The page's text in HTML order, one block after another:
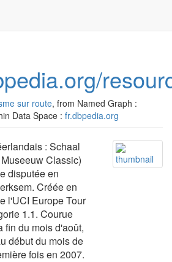
sur route, from Named Graph :
Data Space : fr.dbpedia.org
: Schaal
Classic)
disputée en
Créée en
l'UCI Europe Tour
1.1. Courue
fin du mois d'août,
début du mois de
fois en 2007.